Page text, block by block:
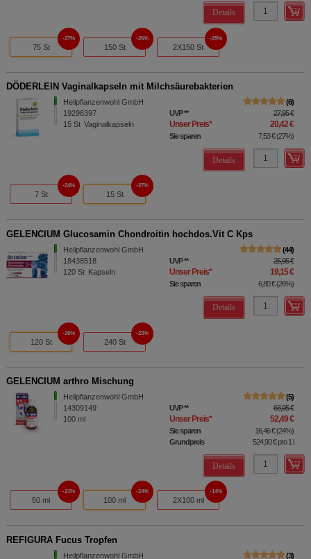
Details
75 St
27%
150 St
26%
2X150 St
25%
DÖDERLEIN Vaginalkapseln mit Milchsäurebakterien
Heilpflanzenwohl GmbH
19296397
15 St Vaginalkapseln
6
UVP** 27,95 €
Unser Preis* 20,42 €
Sie sparen 7,53 €(27%)
Details
7 St
24%
15 St
27%
GELENCIUM Glucosamin Chondroitin hochdos.Vit C Kps
Heilpflanzenwohl GmbH
18438518
120 St Kapseln
44
UVP** 25,95 €
Unser Preis* 19,15 €
Sie sparen 6,80 €(26%)
Details
120 St
26%
240 St
23%
GELENCIUM arthro Mischung
Heilpflanzenwohl GmbH
14309149
100 ml
5
UVP** 68,95 €
Unser Preis* 52,49 €
Sie sparen 16,46 €(24%)
Grundpreis
524,90 €pro 1 l
Details
50 ml
21%
100 ml
24%
2X100 ml
14%
REFIGURA Fucus Tropfen
Heilpflanzenwohl GmbH 3